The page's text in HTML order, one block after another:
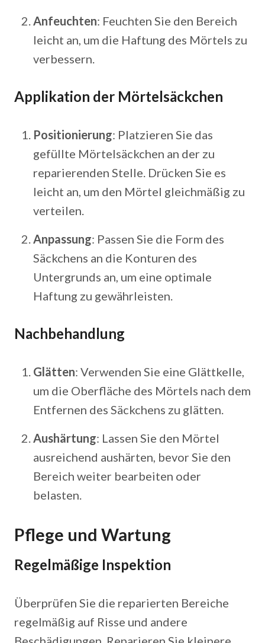
Anfeuchten: Feuchten Sie den Bereich
leicht an, um die Haftung des Mörtels zu
verbessern.
Applikation der Mörtelsäckchen
Positionierung: Platzieren Sie das
gefüllte Mörtelsäckchen an der zu
reparierenden Stelle. Drücken Sie es
leicht an, um den Mörtel gleichmäßig zu
verteilen.
Anpassung: Passen Sie die Form des
Säckchens an die Konturen des
Untergrunds an, um eine optimale
Haftung zu gewährleisten.
Nachbehandlung
Glätten: Verwenden Sie eine Glättkelle,
um die Oberfläche des Mörtels nach dem
Entfernen des Säckchens zu glätten.
Aushärtung: Lassen Sie den Mörtel
ausreichend aushärten, bevor Sie den
Bereich weiter bearbeiten oder
belasten.
Pflege und Wartung
Regelmäßige Inspektion
Überprüfen Sie die reparierten Bereiche
regelmäßig auf Risse und andere